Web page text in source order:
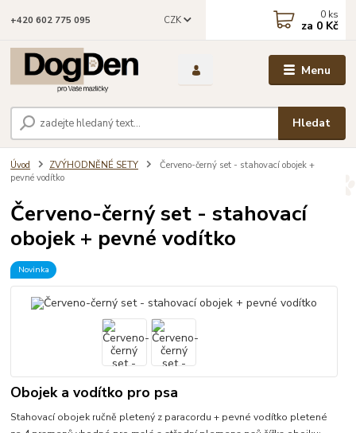
Menu
CZK
Hledat
+420 602 775 095 0 ks
za 0 Kč
Úvod ZVÝHODNĚNÉ SETY
Červeno-černý set - stahovací obojek +
pevné vodítko
Červeno-černý set - stahovací
obojek + pevné vodítko
Novinka
Obojek a vodítko pro psa
Stahovací obojek ručně pletený z paracordu + pevné vodítko pletené